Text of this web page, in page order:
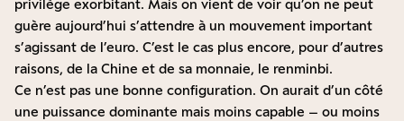
privilège exorbitant. Mais on vient de voir qu’on ne peut
guère aujourd’hui s’attendre à un mouvement important
s’agissant de l’euro. C’est le cas plus encore, pour d’autres
raisons, de la Chine et de sa monnaie, le renminbi.
Ce n’est pas une bonne configuration. On aurait d’un côté
une puissance dominante mais moins capable – ou moins